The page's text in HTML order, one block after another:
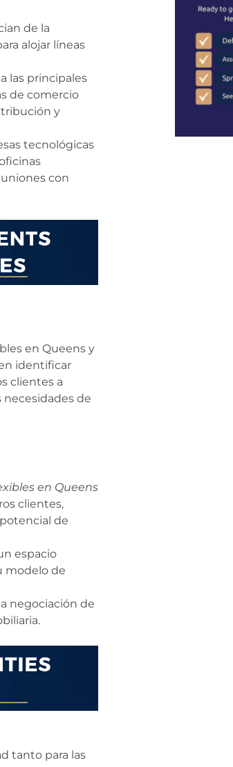
de la
alojar líneas
las principales
de comercio
y
tecnológicas
con
en Queens y
identificar
clientes a
necesidades de
en Queens
clientes,
de
espacio
modelo de
negociación de
tanto para las